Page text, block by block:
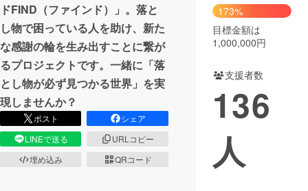
CAMPFIRE for Social Good
CAMPFIRE Creation
CAMPFIREふるさと納税machi-ya コミュニティ
ドFIND（ファインド）」。落と
し物で困っている人を助け、新た
な感謝の輪を生み出すことに繋が
るプロジェクトです。一緒に「落
とし物が必ず見つかる世界」を実
現しませんか？
ポスト
シェア
LINEで送る
URLコピー
埋め込み
QRコード
173%
目標金額は
1,000,000円
支援者数
136
人